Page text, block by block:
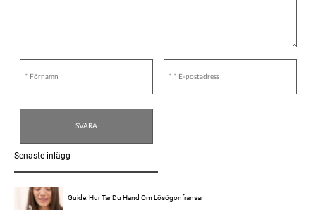
Senaste inlägg
Guide: Hur Tar Du Hand Om Lösögonfransar